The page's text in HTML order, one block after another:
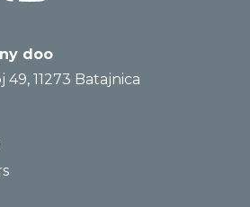
doo
49, 11273 Batajnica